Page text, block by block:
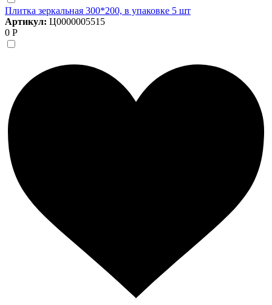
Плитка зеркальная 300*200, в упаковке 5 шт
Артикул: Ц0000005515
0 Р